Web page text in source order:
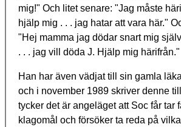
mig!" Och litet senare: "Jag måste
hjälp mig . . . jag hatar att vara här."
"Hej mamma jag dödar snart mig
. . . jag vill döda J. Hjälp mig härifrån."
Han har även vädjat till sin gamla
och i november 1989 skriver denne
tycker det är angeläget att Soc får tar
klagomål och försöker ta reda på